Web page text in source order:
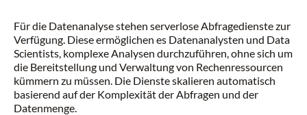
Für die Datenanalyse stehen serverlose Abfragedienste zur
Verfügung. Diese ermöglichen es Datenanalysten und Data
Scientists, komplexe Analysen durchzuführen, ohne sich um
die Bereitstellung und Verwaltung von Rechenressourcen
kümmern zu müssen. Die Dienste skalieren automatisch
basierend auf der Komplexität der Abfragen und der
Datenmenge.